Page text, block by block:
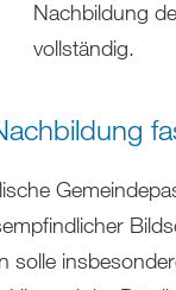
Nachbildung
vollständig.
solle